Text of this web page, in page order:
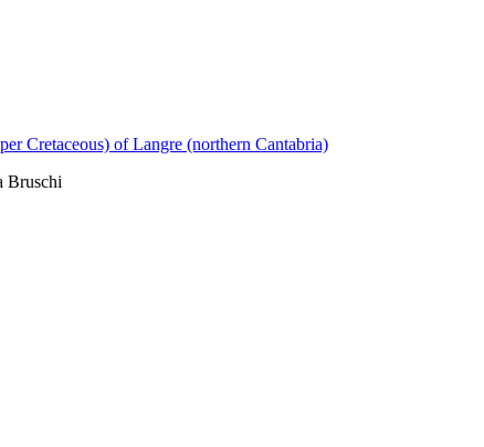
Cretaceous) of Langre (northern Cantabria)
Bruschi